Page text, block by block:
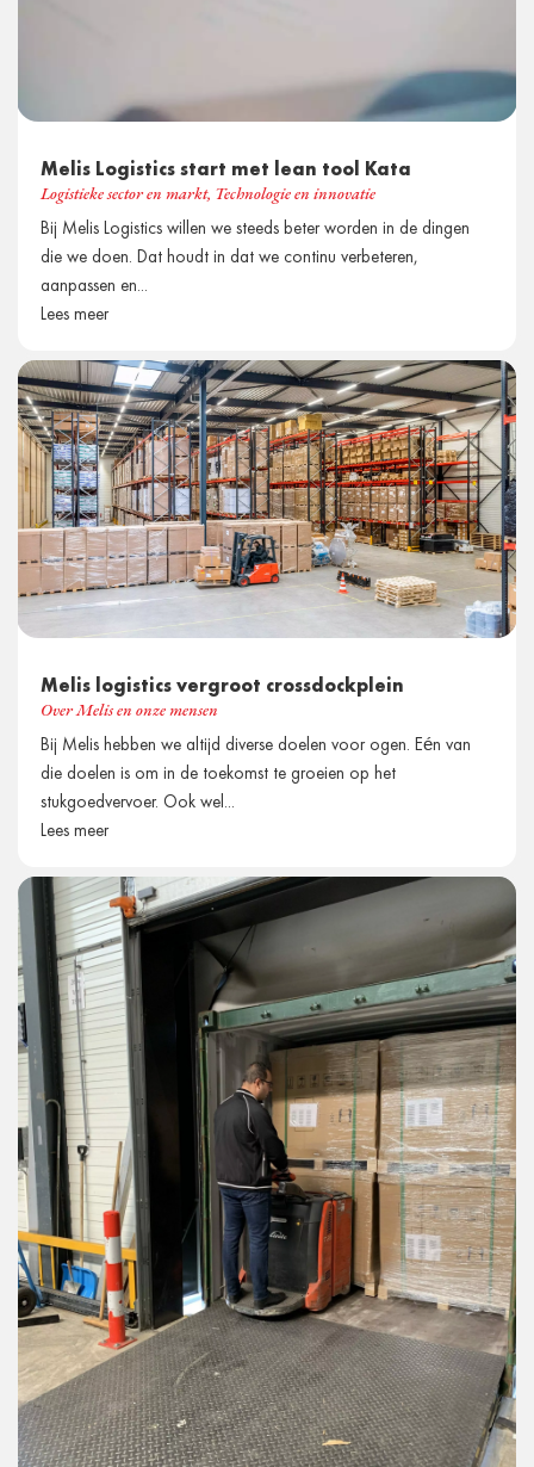
Melis Logistics start met lean tool Kata
Logistieke sector en markt, Technologie en innovatie
Bij Melis Logistics willen we steeds beter worden in de dingen
die we doen. Dat houdt in dat we continu verbeteren,
aanpassen en...
Lees meer
Melis logistics vergroot crossdockplein
Over Melis en onze mensen
Bij Melis hebben we altijd diverse doelen voor ogen. Eén van
die doelen is om in de toekomst te groeien op het
stukgoedvervoer. Ook wel...
Lees meer